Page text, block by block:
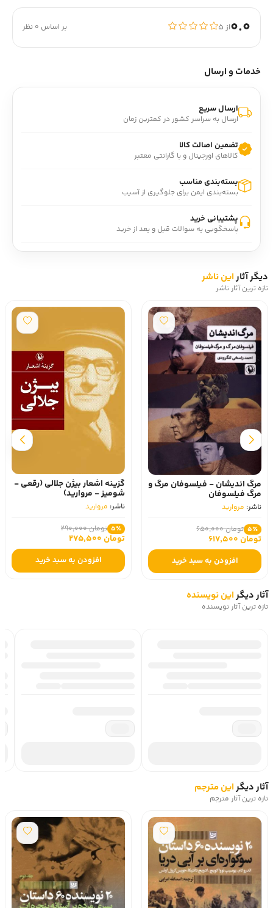
0.0از ۵ بر اساس 0 نظر
خدمات و ارسال
ارسال سریع
ارسال به سراسر کشور در کمترین زمان
تضمین اصالت کالا
کالاهای اورجینال و با گارانتی معتبر
بسته‌بندی مناسب
بسته‌بندی ایمن برای جلوگیری از آسیب
پشتیبانی خرید
پاسخگویی به سوالات قبل و بعد از خرید
دیگر آثاراین ناشر
تازه ترین آثار ناشر
مرگ اندیشان - فیلسوفان‌ مرگ‌ و
مرگ‌ فیلسوفان
ناشر: مروارید
5٪ تومان 650,000
تومان 617,500
افزودن به سبد خرید
گزینه اشعار بیژن جلالی (رقعی -
شومیز - مروارید)
ناشر: مروارید
5٪ تومان 290,000
تومان 275,500
افزودن به سبد خرید
آثار دیگراین نویسنده
تازه ترین آثار نویسنده
آثار دیگراین مترجم
تازه ترین آثار مترجم